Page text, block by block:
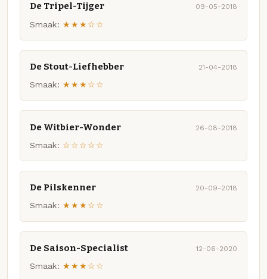
De Tripel-Tijger 09-05-2018
Smaak: ★★★☆☆
De Stout-Liefhebber 21-04-2018
Smaak: ★★★☆☆
De Witbier-Wonder 26-08-2018
Smaak: ☆☆☆☆☆
De Pilskenner 20-09-2018
Smaak: ★★★☆☆
De Saison-Specialist 12-06-2020
Smaak: ★★★☆☆